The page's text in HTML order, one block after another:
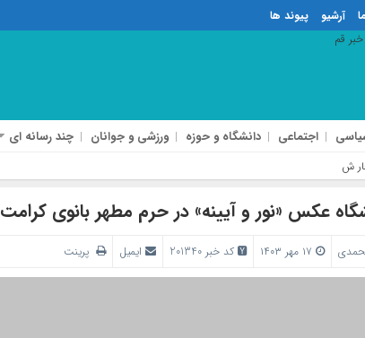
آرشیو پیوند ها
اجتماعی دانشگاه و حوزه ورزشی و جوانان چند رسانه ای
شکن بلوار الغدیر
عکس «نور و آیینه» در حرم مطهر بانوی کرامت
کد خبر 201340 ایمیل پرینت